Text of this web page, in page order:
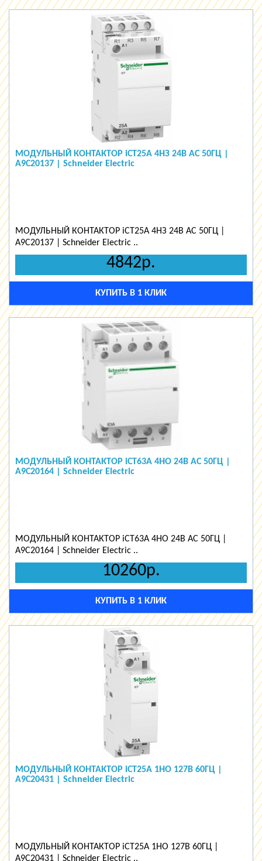
МОДУЛЬНЫЙ КОНТАКТОР iCT25A 4НЗ 24В АС 50ГЦ |
A9C20137 | Schneider Electric
МОДУЛЬНЫЙ КОНТАКТОР iCT25A 4НЗ 24В АС 50ГЦ |
A9C20137 | Schneider Electric ..
4842р.
КУПИТЬ В 1 КЛИК
МОДУЛЬНЫЙ КОНТАКТОР iCT63A 4НО 24В АС 50ГЦ |
A9C20164 | Schneider Electric
МОДУЛЬНЫЙ КОНТАКТОР iCT63A 4НО 24В АС 50ГЦ |
A9C20164 | Schneider Electric ..
10260р.
КУПИТЬ В 1 КЛИК
МОДУЛЬНЫЙ КОНТАКТОР iCT25A 1НО 127В 60ГЦ |
A9C20431 | Schneider Electric
МОДУЛЬНЫЙ КОНТАКТОР iCT25A 1НО 127В 60ГЦ |
A9C20431 | Schneider Electric ..